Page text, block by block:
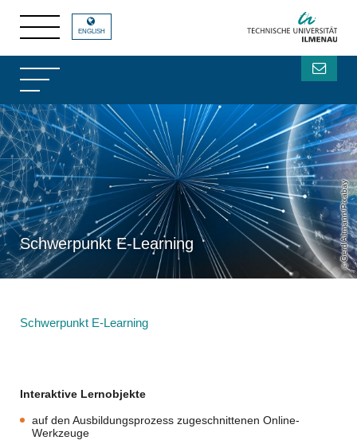
Schwerpunkt E-Learning Gerd Altmann/Pixabay
ENGLISH
Schwerpunkt E-Learning
Interaktive Lernobjekte
auf den Ausbildungsprozess zugeschnittenen Online-
Werkzeuge